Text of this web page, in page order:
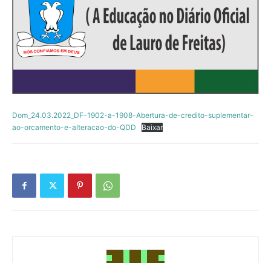
Dom_24.03.2022_DF-1902-a-1908-Abertura-de-credito-suplementar-
ao-orcamento-e-alteracao-do-QDD
Baixar